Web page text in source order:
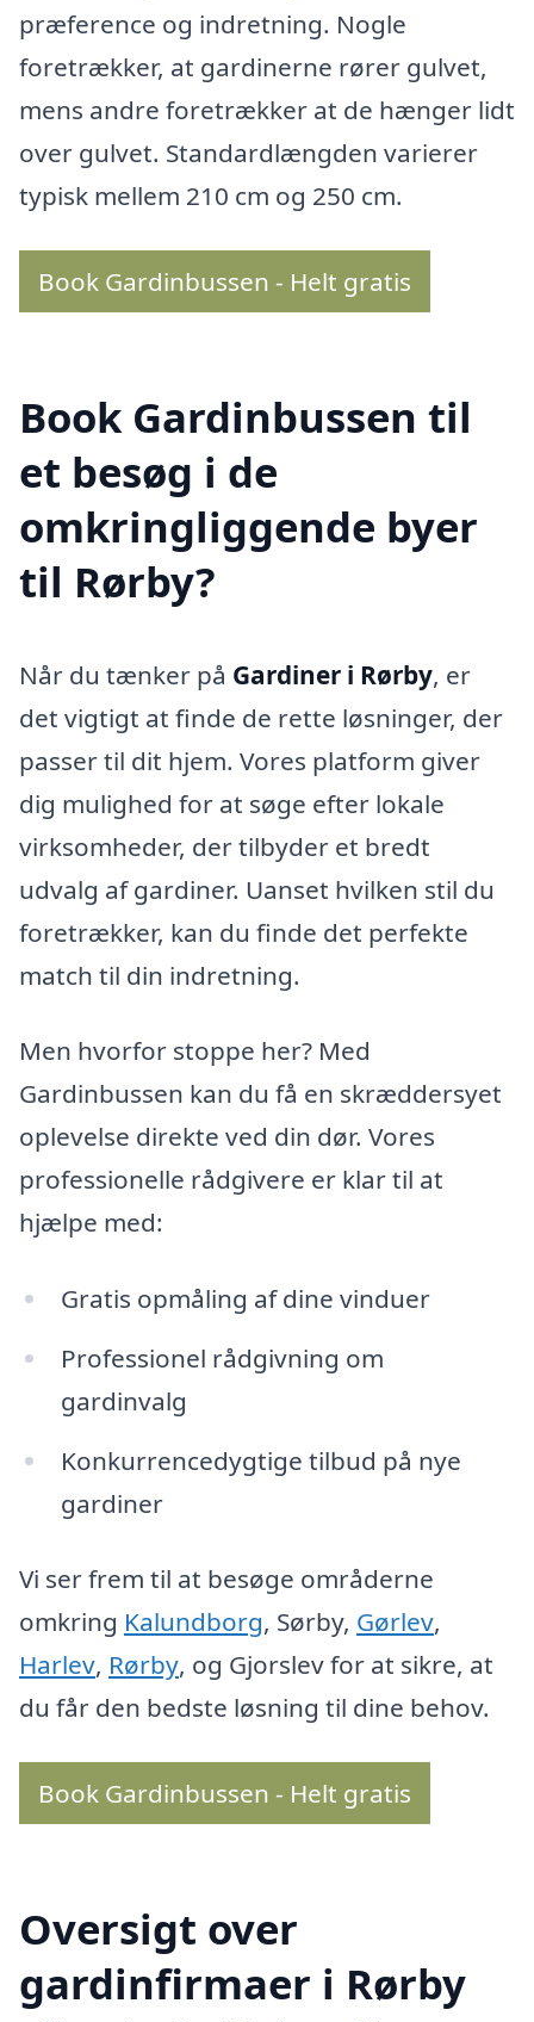
præference og indretning. Nogle
foretrækker, at gardinerne rører gulvet,
mens andre foretrækker at de hænger lidt
over gulvet. Standardlængden varierer
typisk mellem 210 cm og 250 cm.
Book Gardinbussen - Helt gratis
Book Gardinbussen til
et besøg i de
omkringliggende byer
til Rørby?
Når du tænker på Gardiner i Rørby, er
det vigtigt at finde de rette løsninger, der
passer til dit hjem. Vores platform giver
dig mulighed for at søge efter lokale
virksomheder, der tilbyder et bredt
udvalg af gardiner. Uanset hvilken stil du
foretrækker, kan du finde det perfekte
match til din indretning.
Men hvorfor stoppe her? Med
Gardinbussen kan du få en skræddersyet
oplevelse direkte ved din dør. Vores
professionelle rådgivere er klar til at
hjælpe med:
Gratis opmåling af dine vinduer
Professionel rådgivning om
gardinvalg
Konkurrencedygtige tilbud på nye
gardiner
Vi ser frem til at besøge områderne
omkring Kalundborg, Sørby, Gørlev,
Harlev, Rørby, og Gjorslev for at sikre, at
du får den bedste løsning til dine behov.
Book Gardinbussen - Helt gratis
Oversigt over
gardinfirmaer i Rørby